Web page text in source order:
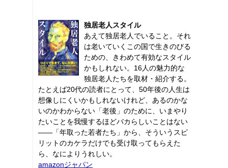
独居老人スタイル
あえて独居老人でいること。それ
は老いていくこの国で生きのびる
ための、きわめて有効なスタイル
かもしれない。16人の魅力的な
独居老人たちを取材・紹介する。
たとえば20代の読者にとって、50年後の人生は
想像しにくいかもしれないけれど、あるのかな
いのかわからない「老後」のために、いまやり
たいことを我慢するほどバカらしいことはない
――「年取った若者たち」から、そういうスピ
リットのカケラだけでも受け取ってもらえた
ら、なによりうれしい。
amazonジャパン